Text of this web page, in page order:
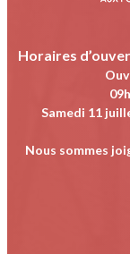
Horaires
Samedi 11
Nous sommes